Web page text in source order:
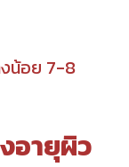
น้อย 7-8
อายุผิว